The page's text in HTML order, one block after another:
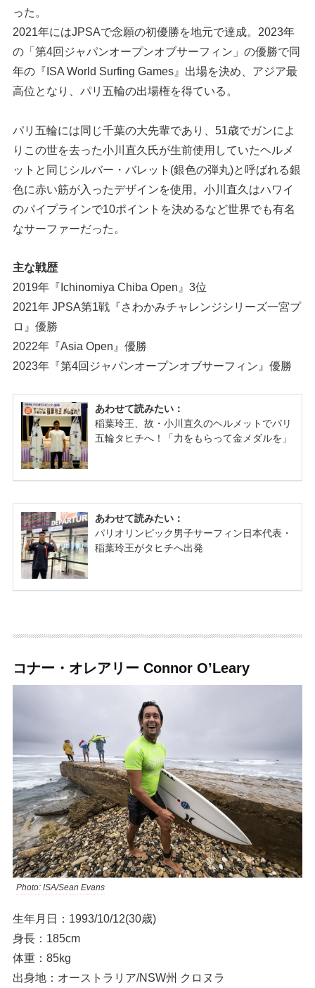
った。
2021年にはJPSAで念願の初優勝を地元で達成。2023年
の「第4回ジャパンオープンオブサーフィン」の優勝で同
年の『ISA World Surfing Games』出場を決め、アジア最
高位となり、パリ五輪の出場権を得ている。
パリ五輪には同じ千葉の大先輩であり、51歳でガンによ
りこの世を去った小川直久氏が生前使用していたヘルメ
ットと同じシルバー・バレット(銀色の弾丸)と呼ばれる銀
色に赤い筋が入ったデザインを使用。小川直久はハワイ
のパイプラインで10ポイントを決めるなど世界でも有名
なサーファーだった。
主な戦歴
2019年『Ichinomiya Chiba Open』3位
2021年 JPSA第1戦『さわかみチャレンジシリーズ一宮プ
ロ』優勝
2022年『Asia Open』優勝
2023年『第4回ジャパンオープンオブサーフィン』優勝
コナー・オレアリー Connor O’Leary
Photo: ISA/Sean Evans
生年月日：1993/10/12(30歳)
身長：185cm
体重：85kg
出身地：オーストラリア/NSW州 クロヌラ